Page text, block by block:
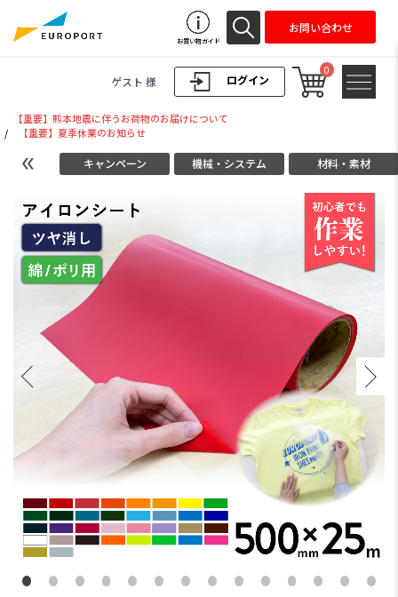
ログイン
ゲスト 様
0
お買い物ガイド
お問い合わせ
【重要】熊本地震に伴うお荷物のお届けについて
/
【重要】夏季休業のお知らせ
キャンペーン 機械・システム 材料・素材